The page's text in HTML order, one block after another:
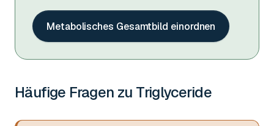
Metabolisches Gesamtbild einordnen
Häufige Fragen zu Triglyceride